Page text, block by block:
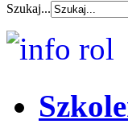
Szukaj...